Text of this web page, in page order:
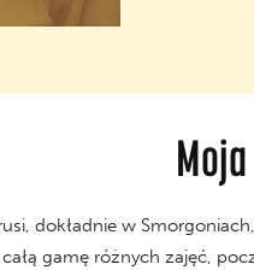
dokładnie w
gamę różnych zajęć,